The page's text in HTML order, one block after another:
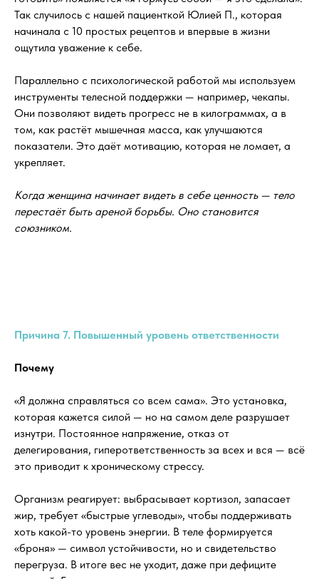
Так случилось с нашей пациенткой Юлией П., которая
начинала с 10 простых рецептов и впервые в жизни
ощутила уважение к себе.
Параллельно с психологической работой мы используем
инструменты телесной поддержки — например, чекапы.
Они позволяют видеть прогресс не в килограммах, а в
том, как растёт мышечная масса, как улучшаются
показатели. Это даёт мотивацию, которая не ломает, а
укрепляет.
Когда женщина начинает видеть в себе ценность — тело
перестаёт быть ареной борьбы. Оно становится
союзником.
Причина 7. Повышенный уровень ответственности
Почему
«Я должна справляться со всем сама». Это установка,
которая кажется силой — но на самом деле разрушает
изнутри. Постоянное напряжение, отказ от
делегирования, гиперответственность за всех и вся — всё
это приводит к хроническому стрессу.
Организм реагирует: выбрасывает кортизол, запасает
жир, требует «быстрые углеводы», чтобы поддерживать
хоть какой-то уровень энергии. В теле формируется
«броня» — символ устойчивости, но и свидетельство
перегруза. В итоге вес не уходит, даже при дефиците